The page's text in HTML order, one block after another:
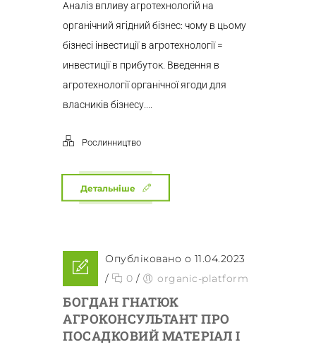
Аналіз впливу агротехнологій на
органічний ягідний бізнес: чому в цьому
бізнесі інвестиції в агротехнології =
инвестиції в прибуток. Введення в
агротехнології органічної ягоди для
власників бізнесу....
Рослинництво
Детальніше
Опубліковано о 11.04.2023
/
0 / organic-platform
БОГДАН ГНАТЮК
АГРОКОНСУЛЬТАНТ ПРО
ПОСАДКОВИЙ МАТЕРІАЛ І